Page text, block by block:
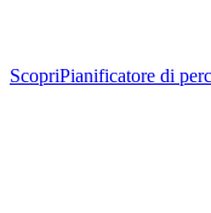
ScopriPianificatore di